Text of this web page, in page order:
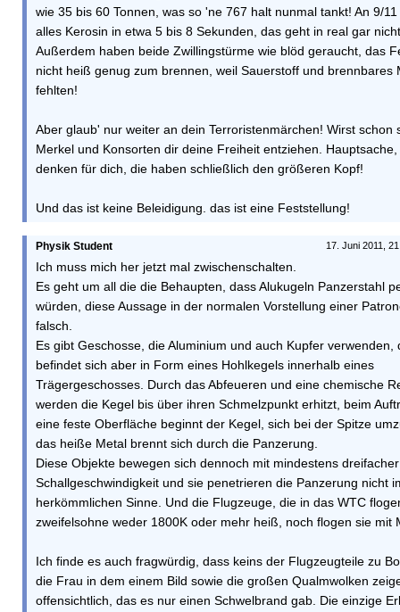
wie 35 bis 60 Tonnen, was so 'ne 767 halt nunmal tankt! An 9/
alles Kerosin in etwa 5 bis 8 Sekunden, das geht in real gar
Außerdem haben beide Zwillingstürme wie blöd geraucht, das
nicht heiß genug zum brennen, weil Sauerstoff und brennbares
fehlten!
Aber glaub' nur weiter an dein Terroristenmärchen! Wirst schon
Merkel und Konsorten dir deine Freiheit entziehen.
denken für dich, die haben schließlich den größeren Kopf!
Und das ist keine Beleidigung. das ist eine Feststellung!
17. Juni 2011,
Physik Student
Ich muss mich her jetzt mal zwischenschalten.
Es geht um all die die Behaupten, dass Alukugeln Panzerstahl
würden, diese Aussage in der normalen Vorstellung einer
falsch.
Es gibt Geschosse, die Aluminium und auch Kupfer verwenden,
befindet sich aber in Form eines Hohlkegels innerhalb eines
Trägergeschosses. Durch das Abfeueren und eine chemische
werden die Kegel bis über ihren Schmelzpunkt erhitzt, beim
eine feste Oberfläche beginnt der Kegel, sich bei der Spitze
das heiße Metal brennt sich durch die Panzerung.
Diese Objekte bewegen sich dennoch mit mindestens dreifacher
Schallgeschwindigkeit und sie penetrieren die Panzerung nicht
herkömmlichen Sinne. Und die Flugzeuge, die in das WTC
zweifelsohne weder 1800K oder mehr heiß, noch flogen sie mit
Ich finde es auch fragwürdig, dass keins der Flugzeugteile zu
die Frau in dem einem Bild sowie die großen Qualmwolken
offensichtlich, das es nur einen Schwelbrand gab. Die einzige